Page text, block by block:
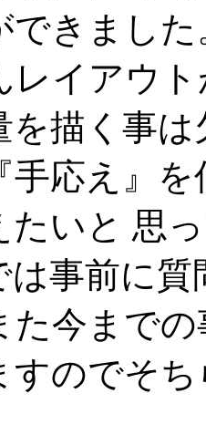
できました
イアウト
を描く事
手応え』
たいと 思
は事前に
た今まで
すのでそ